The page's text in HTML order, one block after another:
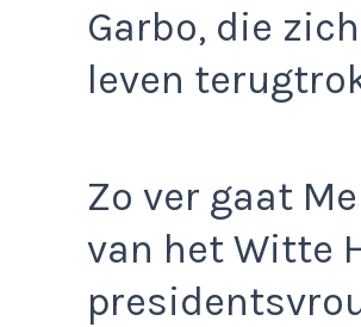
Garbo, die
leven
Zo ver gaat
van het Witte